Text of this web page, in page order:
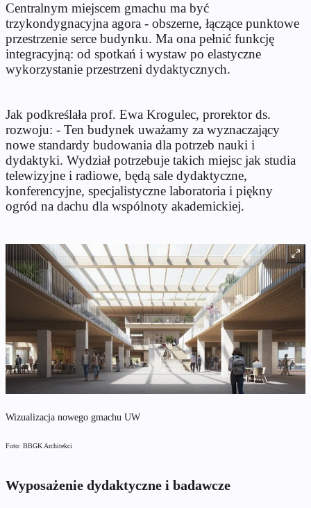
Centralnym miejscem gmachu ma być
trzykondygnacyjna agora - obszerne, łączące punktowe
przestrzenie serce budynku. Ma ona pełnić funkcję
integracyjną: od spotkań i wystaw po elastyczne
wykorzystanie przestrzeni dydaktycznych.
Jak podkreślała prof. Ewa Krogulec, prorektor ds.
rozwoju: - Ten budynek uważamy za wyznaczający
nowe standardy budowania dla potrzeb nauki i
dydaktyki. Wydział potrzebuje takich miejsc jak studia
telewizyjne i radiowe, będą sale dydaktyczne,
konferencyjne, specjalistyczne laboratoria i piękny
ogród na dachu dla wspólnoty akademickiej.
Wizualizacja nowego gmachu UW
Foto: BBGK Architekci
Wyposażenie dydaktyczne i badawcze